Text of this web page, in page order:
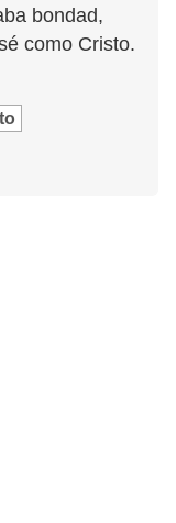
bondad,
como Cristo.